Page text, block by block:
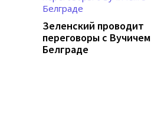
Зеленский проводит
переговоры с
Белграде